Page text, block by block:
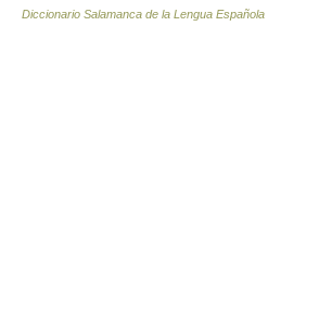
Diccionario Salamanca de la Lengua Española